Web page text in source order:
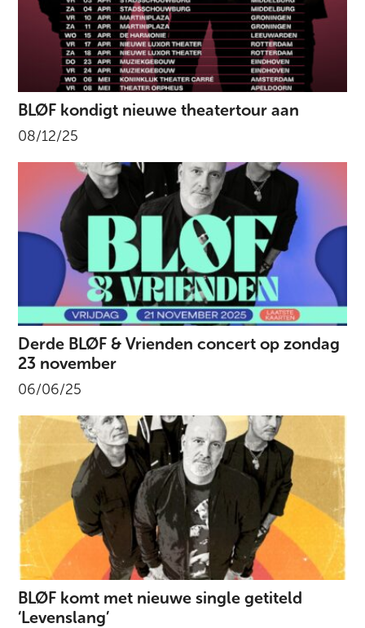
BLØF kondigt nieuwe theatertour aan
08/12/25
Derde BLØF & Vrienden concert op zondag
23 november
06/06/25
BLØF komt met nieuwe single getiteld
‘Levenslang’